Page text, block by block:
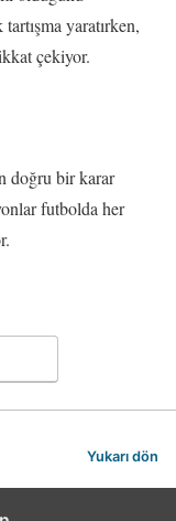
yaratırken,
çekiyor.
doğru bir karar
futbolda her
Yukarı dön